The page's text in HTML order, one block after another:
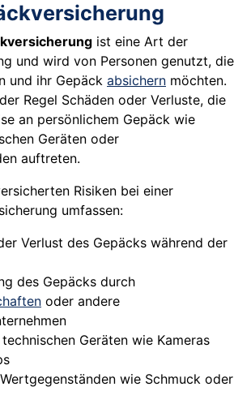
ist eine Art der
und wird von Personen genutzt, die
und ihr Gepäck absichern möchten.
Regel Schäden oder Verluste, die
an persönlichem Gepäck wie
Geräten oder
auftreten.
Risiken bei einer
umfassen:
Verlust des Gepäcks während der
des Gepäcks durch
oder andere
Geräten wie Kameras
wie Schmuck oder